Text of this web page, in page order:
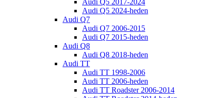
Audi Q5 2017-2024
Audi Q5 2024-heden
Audi Q7
Audi Q7 2006-2015
Audi Q7 2015-heden
Audi Q8
Audi Q8 2018-heden
Audi TT
Audi TT 1998-2006
Audi TT 2006-heden
Audi TT Roadster 2006-2014